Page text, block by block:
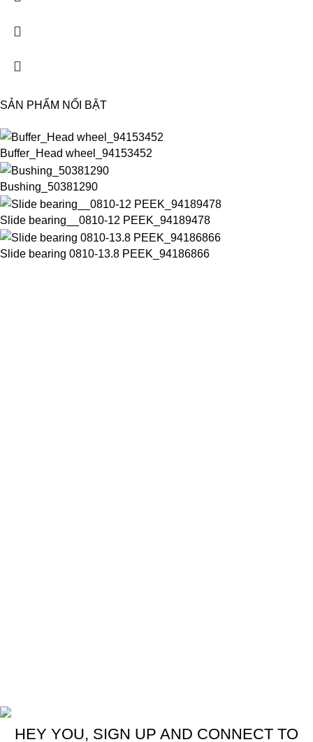
SẢN PHẨM NỔI BẬT
Buffer_Head wheel_94153452
Bushing_50381290
Slide bearing__0810-12 PEEK_94189478
Slide bearing 0810-13.8 PEEK_94186866
HEY YOU, SIGN UP AND CONNECT TO